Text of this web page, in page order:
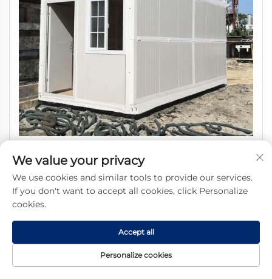
контейнерный дом в плоской упаковке, расширяемый,
двухэтажный, съемный мини-дом для супермаркетов
We value your privacy
We use cookies and similar tools to provide our services.
If you don't want to accept all cookies, click Personalize
cookies.
Personalize cookies
Accept all